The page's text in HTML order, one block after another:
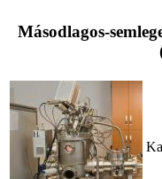
Másodlagos-